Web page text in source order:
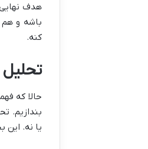
هدف نهایی
باشه و هم
کنه.
تحلیل
حالا که
بندازیم.
یا نه.